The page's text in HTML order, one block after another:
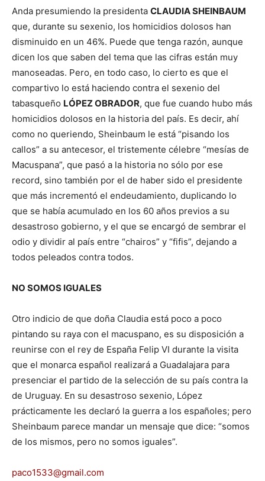
Anda presumiendo la presidenta CLAUDIA SHEINBAUM
que, durante su sexenio, los homicidios dolosos han
disminuido en un 46%. Puede que tenga razón, aunque
dicen los que saben del tema que las cifras están muy
manoseadas. Pero, en todo caso, lo cierto es que el
compartivo lo está haciendo contra el sexenio del
tabasqueño LÓPEZ OBRADOR, que fue cuando hubo más
homicidios dolosos en la historia del país. Es decir, ahí
como no queriendo, Sheinbaum le está “pisando los
callos” a su antecesor, el tristemente célebre “mesías de
Macuspana”, que pasó a la historia no sólo por ese
record, sino también por el de haber sido el presidente
que más incrementó el endeudamiento, duplicando lo
que se había acumulado en los 60 años previos a su
desastroso gobierno, y el que se encargó de sembrar el
odio y dividir al país entre “chairos” y “fifis”, dejando a
todos peleados contra todos.
NO SOMOS IGUALES
Otro indicio de que doña Claudia está poco a poco
pintando su raya con el macuspano, es su disposición a
reunirse con el rey de España Felip VI durante la visita
que el monarca español realizará a Guadalajara para
presenciar el partido de la selección de su país contra la
de Uruguay. En su desastroso sexenio, López
prácticamente les declaró la guerra a los españoles; pero
Sheinbaum parece mandar un mensaje que dice: “somos
de los mismos, pero no somos iguales”.
paco1533@gmail.com